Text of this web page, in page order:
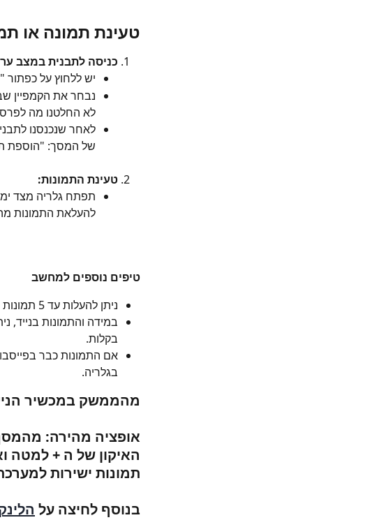
טעינת תמונה או
כניסה לתבנית במצב
יש ללחוץ על כפתור
נבחר את הקמפיין
לא החלטנו מה
לאחר שנכנסנו
של המסך: "הוספת
טעינת התמונות:
תפתח גלריה מצד
להעלאת התמונות
טיפים נוספים למחשב
ניתן להעלות עד 5 תמונות במקביל על ידי בחירה מרובה במחשב.
במידה והתמונות בנייד,
בקלות.
אם התמונות כבר
בגלריה.
מהממשק במכשיר
אופציה מהירה:
האיקון של ה + למטה
תמונות ישירות
בנוסף לחיצה על